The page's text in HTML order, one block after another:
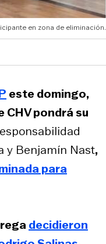
en zona de eliminación.
este domingo,
CHV pondrá su
y Benjamín Nast,
para
decidieron